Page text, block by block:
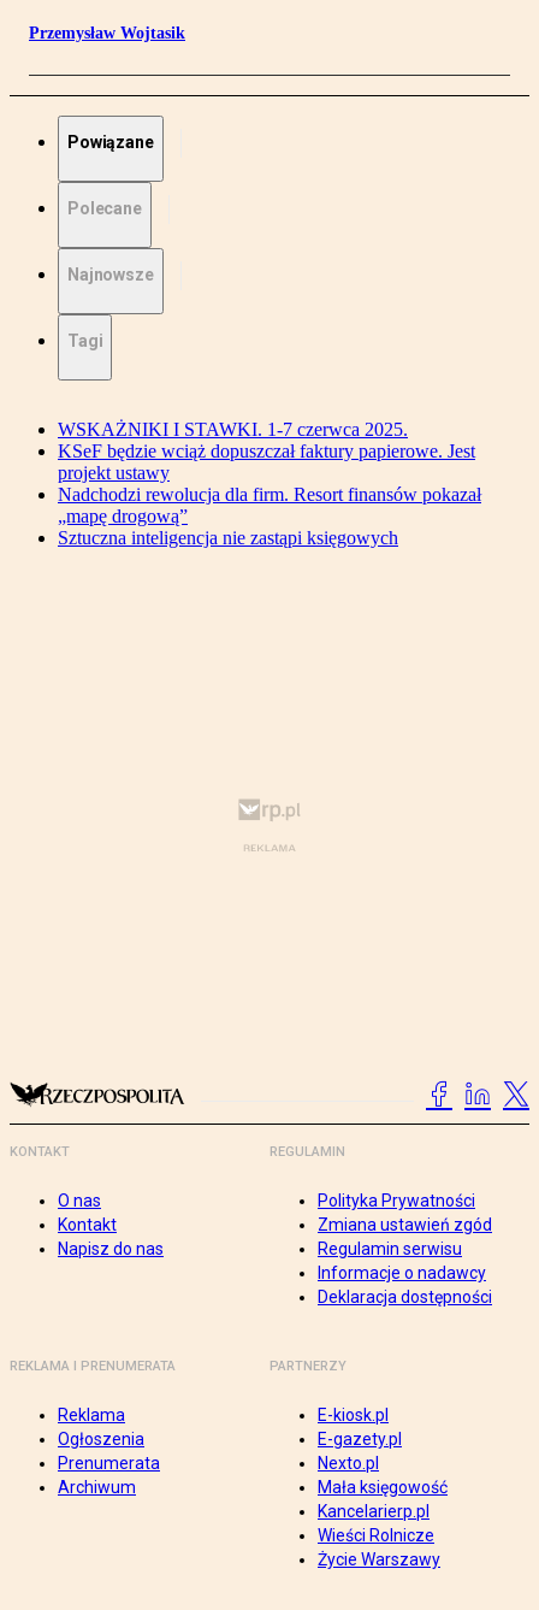
Przemysław Wojtasik
Powiązane
Polecane
Najnowsze
Tagi
WSKAŻNIKI I STAWKI. 1-7 czerwca 2025.
KSeF będzie wciąż dopuszczał faktury papierowe. Jest
projekt ustawy
Nadchodzi rewolucja dla firm. Resort finansów pokazał
„mapę drogową”
Sztuczna inteligencja nie zastąpi księgowych
KONTAKT
O nas
Kontakt
Napisz do nas
REGULAMIN
Polityka Prywatności
Zmiana ustawień zgód
Regulamin serwisu
Informacje o nadawcy
Deklaracja dostępności
REKLAMA I PRENUMERATA
Reklama
Ogłoszenia
Prenumerata
Archiwum
PARTNERZY
E-kiosk.pl
E-gazety.pl
Nexto.pl
Mała księgowość
Kancelarierp.pl
Wieści Rolnicze
Życie Warszawy